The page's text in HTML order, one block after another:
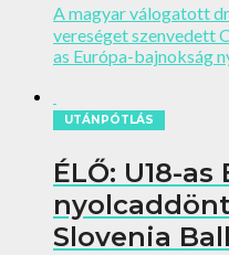
A magyar válogatott
vereséget szenvedett
as Európa-bajnokság
UTÁNPÓTLÁS
ÉLŐ: U18-
Slovenia